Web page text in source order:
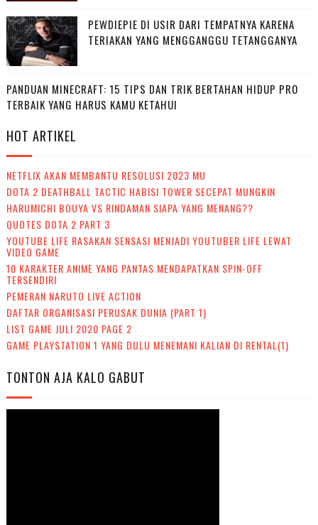
PEWDIEPIE DI USIR DARI TEMPATNYA KARENA
TERIAKAN YANG MENGGANGGU TETANGGANYA
PANDUAN MINECRAFT: 15 TIPS DAN TRIK BERTAHAN HIDUP PRO
TERBAIK YANG HARUS KAMU KETAHUI
HOT ARTIKEL
NETFLIX AKAN MEMBANTU RESOLUSI 2023 MU
DOTA 2 DEATHBALL TACTIC HABISI TOWER SECEPAT MUNGKIN
HARUMICHI BOUYA VS RINDAMAN SIAPA YANG MENANG??
QUOTES DOTA 2 PART 3
YOUTUBE LIFE RASAKAN SENSASI MENJADI YOUTUBER LIFE LEWAT
VIDEO GAME
10 KARAKTER ANIME YANG PANTAS MENDAPATKAN SPIN-OFF
TERSENDIRI
PEMERAN NARUTO LIVE ACTION
DAFTAR ORGANISASI PERUSAK DUNIA (PART 1)
LIST GAME JULI 2020 PAGE 2
GAME PLAYSTATION 1 YANG DULU MENEMANI KALIAN DI RENTAL(1)
TONTON AJA KALO GABUT